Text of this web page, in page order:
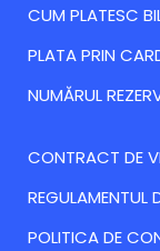
CUM PLATESC
PLATA PRIN
NUMĂRUL
CONTRACT DE
REGULAMENTUL
POLITICA DE